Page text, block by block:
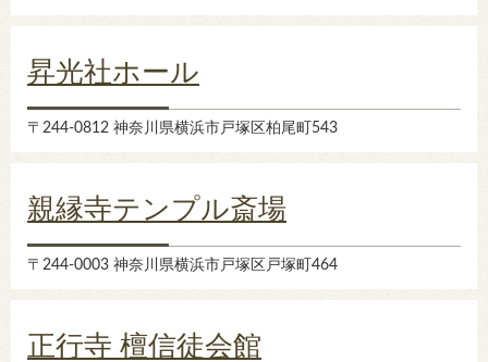
昇光社ホール
〒244-0812 神奈川県横浜市戸塚区柏尾町543
親縁寺テンプル斎場
〒244-0003 神奈川県横浜市戸塚区戸塚町464
正行寺 檀信徒会館